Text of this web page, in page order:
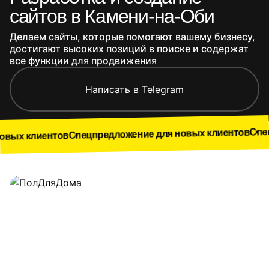
сайтов в Камени-на-Оби
Делаем сайты, которые помогают вашему бизнесу,
достигают высоких позиций в поиске и содержат
все функции для продвижения
Написать в Telegram
Спецпредложение для новых клиентов
Наши работы